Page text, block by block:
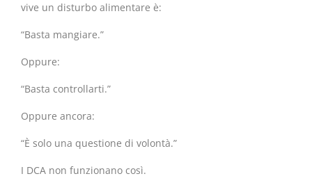
vive un disturbo alimentare è:
“Basta mangiare.”
Oppure:
“Basta controllarti.”
Oppure ancora:
“È solo una questione di volontà.”
I DCA non funzionano così.